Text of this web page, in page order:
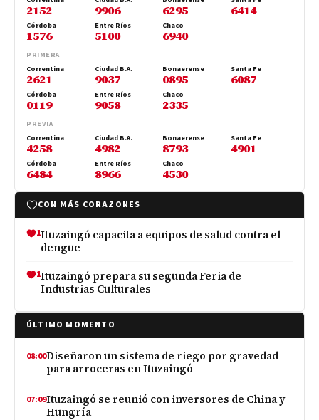
2152 9906 6295 6414
Córdoba
1576
Entre Ríos
5100
Chaco
6940
PRIMERA
Correntina
2621
Ciudad B.A.
9037
Bonaerense
0895
Santa Fe
6087
Córdoba
0119
Entre Ríos
9058
Chaco
2335
PREVIA
Correntina
4258
Ciudad B.A.
4982
Bonaerense
8793
Santa Fe
4901
Córdoba
6484
Entre Ríos
8966
Chaco
4530
CON MÁS CORAZONES
1Ituzaingó capacita a equipos de salud contra el
dengue
1Ituzaingó prepara su segunda Feria de
Industrias Culturales
ÚLTIMO MOMENTO
08:00Diseñaron un sistema de riego por gravedad
para arroceras en Ituzaingó
07:09Ituzaingó se reunió con inversores de China y
Hungría